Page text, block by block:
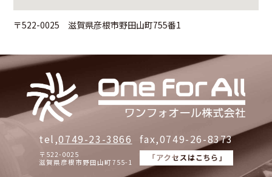
〒522-0025 滋賀県彦根市野田山町755番1
tel,0749-23-3866 fax,0749-26-8373
〒522-0025
滋賀県彦根市野田山町755-1